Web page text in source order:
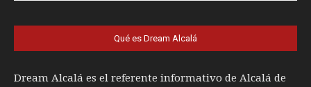
Qué es Dream Alcalá
Dream Alcalá es el referente informativo de Alcalá de